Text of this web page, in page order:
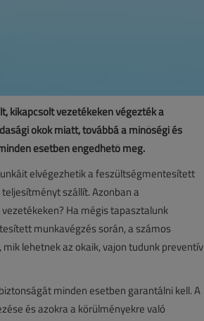
kikapcsolt vezetékeken végezték a
okok miatt, továbbá a minőségi és
esetben engedhető meg.
elvégezhetik a feszültségmentesített
szállít. Azonban a
Ha mégis tapasztalunk
munkavégzés során, a számos
lehetnek az okaik, vajon tudunk preventív
minden esetben garantálni kell. A
és azokra a körülményekre való